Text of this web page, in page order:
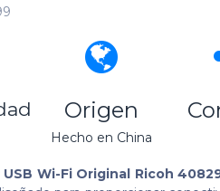
Origen
Hecho en China
Wi-Fi Original Ricoh